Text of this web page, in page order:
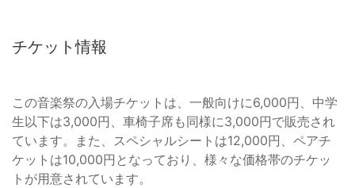
チケット情報
この音楽祭の入場チケットは、一般向けに6,000円、中学
生以下は3,000円、車椅子席も同様に3,000円で販売され
ています。また、スペシャルシートは12,000円、ペアチ
ケットは10,000円となっており、様々な価格帯のチケッ
トが用意されています。